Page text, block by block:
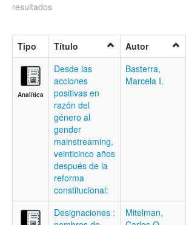
Iniciar sesión
resultados
Tipo Título Autor
Analítica
Desde las
acciones
positivas en
razón del
género al
gender
mainstreaming,
veinticinco años
después de la
reforma
constitucional:
Basterra,
Marcela I.
Designaciones :
Mitelman,